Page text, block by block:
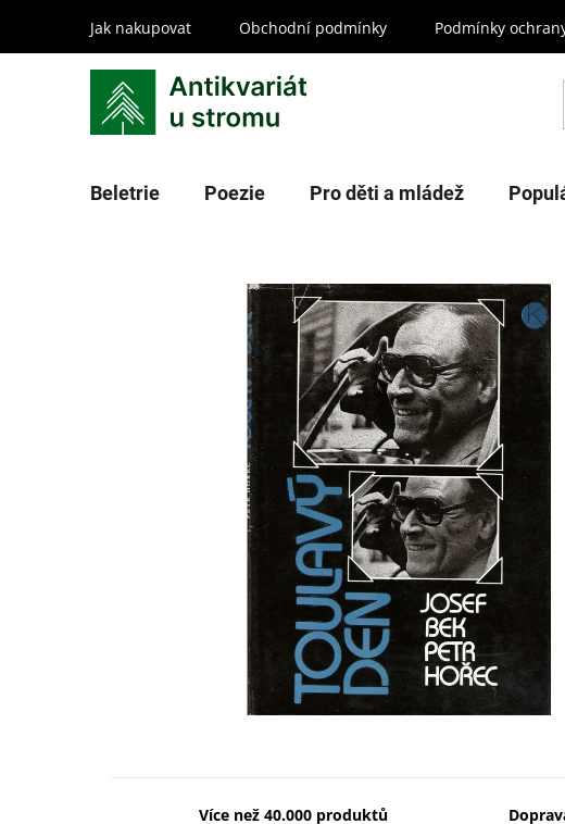
obsah
Jak nakupovat Obchodní podmínky Podmínky
Beletrie Poezie Pro děti a mládež
Více než 40.000 produktů